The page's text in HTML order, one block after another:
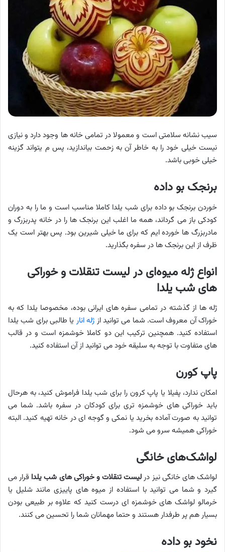
سیب نشانه سلامتی است و معمولا در تمامی خانه ها وجود دارد و نیازی
نیست خیلی خود را به خاطر آن به زحمت بیاندازید، پس م یتواند گزینه
خیلی خوبی باشد.
برنجک بو داده
خوردن برنجک بو داده برای شب یلدا کاملا مناسب است و ما را به دوران
کودکی باز می گرداند، همه ما اغلب این برنجک ها را در خانه پدربزرگ و
مادربزرگ ها خورده ایم که برای ما خیلی شیرین بود. پس بهتر است یک
ظرف از این برنجک ها در سفره بگذارید.
انواع ژله میوه‌ای در لیست تنقلات و خوراکی‌
های شب یلدا
ژله ها از گذشته در تمامی سفره های ایرانی بوده، مخصوصا یلدا که به
خوراک آن معروف است. شما می توانید از ژله انار یا طالبی برای شب یلدا
استفاده کنید. همچنین ترکیب این دو کاملا خوشمزه است و در قالب
های متفاوت با توجه به سلیقه خود می توانید از آن استفاده کنید.
پاپ کورن
امکان ندارد، پفیلا یا پاپ کرون را برای شب یلدا فراموش کنید، به هرحال
باید خوراکی های خوشمزه تری برای کودکان در سفره باشد. شما می
توانید به صورت آماده بخرید یا نمکی و گوجه ای در خانه تهیه کنید. البته
خوراکی همیشه سرو می شود.
لواشک‌های خانگی
لواشک های خانگی نیز درلیست تنقلات و خوراکی‌ های شب یلدا قرار می
گیرد و شما می توانید با استفاده از میوه های پاییزی مانند شلیل یا
خرمالو لواشک های خوشمزه ای درست کنید که علاوه بر طبیعی بودن
بسیار هم پر طرفدار هستند و حتما مهمانان شما را تحسین می کنند.
نخود بو داده